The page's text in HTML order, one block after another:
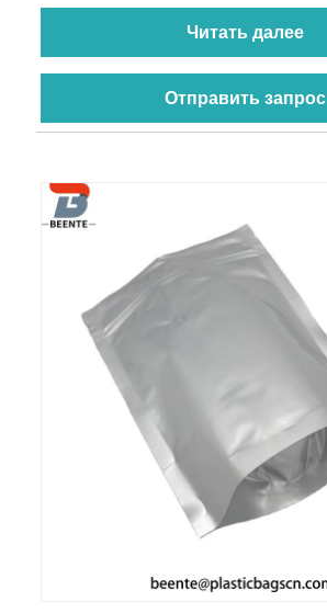
Читать далее
Отправить запрос